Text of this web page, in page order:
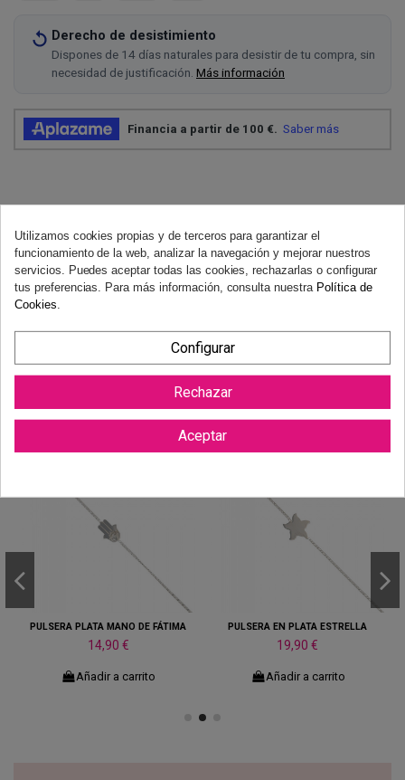
Derecho de desistimiento
Dispones de 14 días naturales para desistir de tu compra, sin
necesidad de justificación. Más información
Reviews (0)
También podría gustarte
PULSERA PLATA MANO DE FÁTIMA
14,90 €
Añadir a carrito
PULSERA EN PLATA ESTRELLA
19,90 €
Añadir a carrito
Utilizamos cookies propias y de terceros para garantizar el
funcionamiento de la web, analizar la navegación y mejorar nuestros
servicios. Puedes aceptar todas las cookies, rechazarlas o configurar
tus preferencias. Para más información, consulta nuestra Política de
Cookies
Configurar
Rechazar
Aceptar